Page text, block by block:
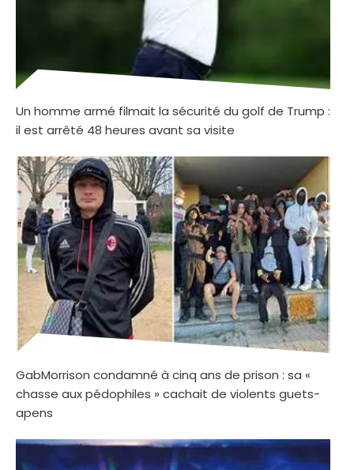
Un homme armé filmait la sécurité du golf de Trump :
il est arrêté 48 heures avant sa visite
GabMorrison condamné à cinq ans de prison : sa «
chasse aux pédophiles » cachait de violents guets-
apens